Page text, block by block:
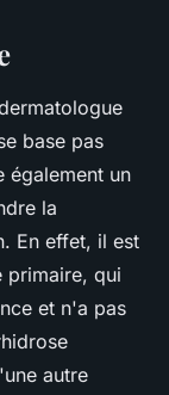
base pas
également un
la
En effet, il est
primaire, qui
et n'a pas
autre